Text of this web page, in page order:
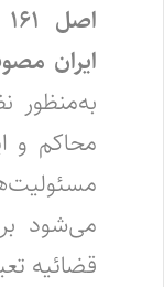
ایران مصوب
به‌منظور
محاکم و
می‌شود
قضائیه